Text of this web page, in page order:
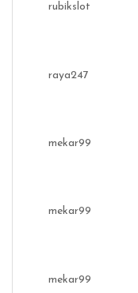
rubikslot
raya247
mekar99
mekar99
mekar99